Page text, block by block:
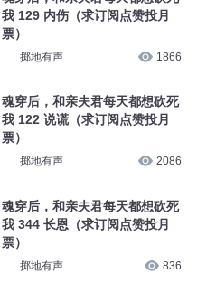
我 129 内伤（求订阅点赞投月
票）
掷地有声 1866
魂穿后，和亲夫君每天都想砍死
我 122 说谎（求订阅点赞投月
票）
掷地有声 2086
魂穿后，和亲夫君每天都想砍死
我 344 长恩（求订阅点赞投月
票）
掷地有声 836